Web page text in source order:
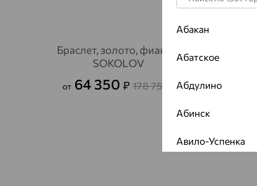
Браслет, золото, фианит,
SOKOLOV
от 64 350 ₽ 178 751
Абакан
Абатское
Абдулино
Абинск
Авило-Успенка